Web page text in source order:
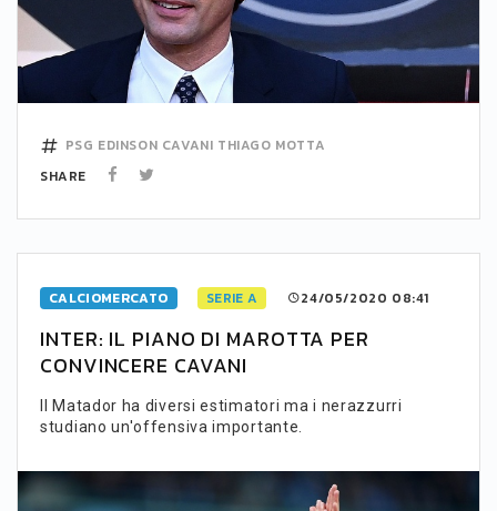
PSG EDINSON CAVANI THIAGO MOTTA
SHARE
CALCIOMERCATO SERIE A 24/05/2020 08:41
INTER: IL PIANO DI MAROTTA PER
CONVINCERE CAVANI
Il Matador ha diversi estimatori ma i nerazzurri
studiano un'offensiva importante.